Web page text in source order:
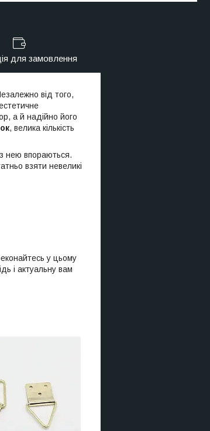
для замовлення
від того,
а й надійно його
, велика кількість
з нею впораються.
взяти невеликі
у цьому
і актуальну вам